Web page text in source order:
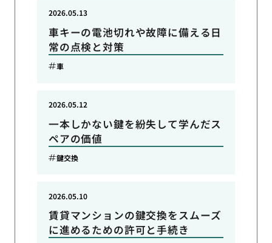
車キーの電池切れや故障に備える日
常の点検と対策
2026.05.13
車
一本しかない鍵を紛失して学んだス
ペアの価値
2026.05.12
鍵交換
賃貸マンションの鍵交換をスムーズ
に進めるための許可と手続き
2026.05.10